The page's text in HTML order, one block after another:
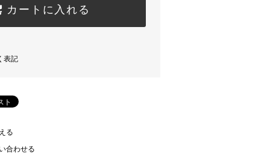
カートに入れる
表記
る
合わせる